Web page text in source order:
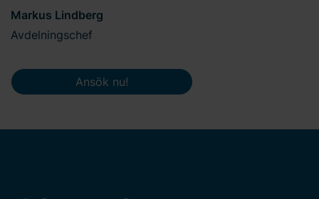
Markus Lindberg
Avdelningschef
Ansök nu!